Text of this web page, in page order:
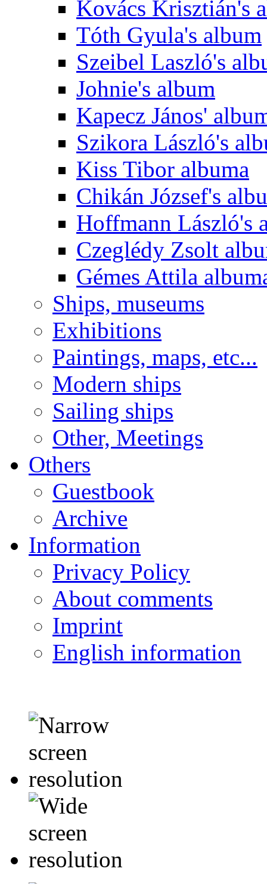
Kovács Krisztián's
Tóth Gyula's album
Szeibel Laszló's
Johnie's album
Kapecz János'
Szikora László's
Kiss Tibor albuma
Chikán József's
Hoffmann László's
Czeglédy Zsolt
Gémes Attila
Ships, museums
Exhibitions
Paintings, maps, etc...
Modern ships
Sailing ships
Other, Meetings
Others
Guestbook
Archive
Information
Privacy Policy
About comments
Imprint
English information